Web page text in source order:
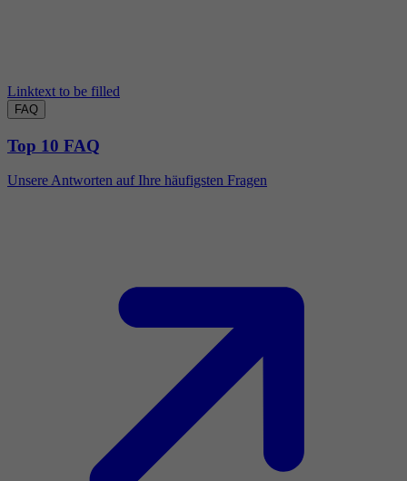
Linktext to be filled
FAQ
Top 10 FAQ
Unsere Antworten auf Ihre häufigsten Fragen